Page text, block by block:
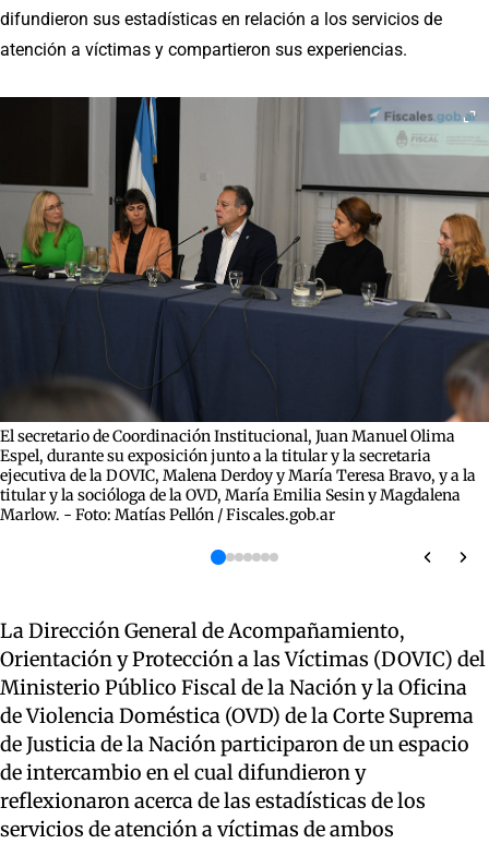
difundieron sus estadísticas en relación a los servicios de
atención a víctimas y compartieron sus experiencias.
El secretario de Coordinación Institucional, Juan Manuel Olima
Espel, durante su exposición junto a la titular y la secretaria
ejecutiva de la DOVIC, Malena Derdoy y María Teresa Bravo, y a la
titular y la socióloga de la OVD, María Emilia Sesin y Magdalena
Marlow. - Foto: Matías Pellón / Fiscales.gob.ar
La Dirección General de Acompañamiento,
Orientación y Protección a las Víctimas (DOVIC) del
Ministerio Público Fiscal de la Nación y la Oficina
de Violencia Doméstica (OVD) de la Corte Suprema
de Justicia de la Nación participaron de un espacio
de intercambio en el cual difundieron y
reflexionaron acerca de las estadísticas de los
servicios de atención a víctimas de ambos